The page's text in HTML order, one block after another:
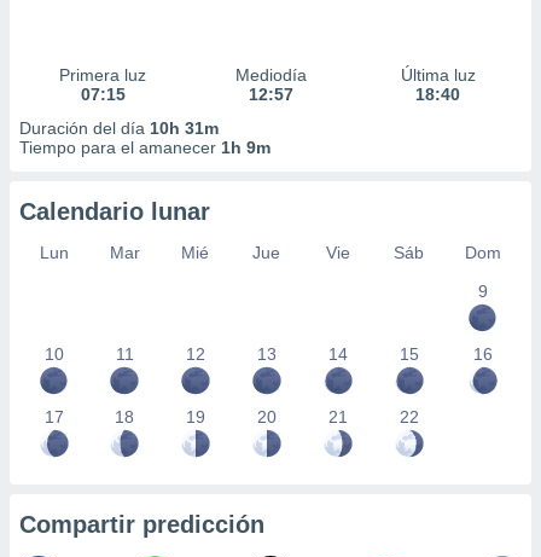
Primera luz
07:15
Mediodía
12:57
Última luz
18:40
Duración del día 10h 31m
Tiempo para el amanecer 1h 9m
Calendario lunar
Lun Mar Mié Jue Vie Sáb
Dom
9
10 11 12 13 14 15 16
17 18 19 20 21 22
Compartir predicción